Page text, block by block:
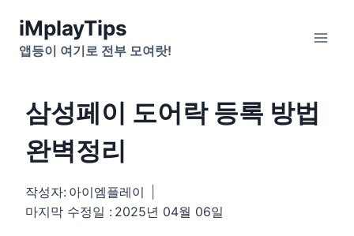
content
iMplayTips
앱등이 여기로 전부 모여랏!
삼성페이 도어락 등록 방법
완벽정리
작성자: 아이엠플레이
마지막 수정일 : 2025년 04월 06일